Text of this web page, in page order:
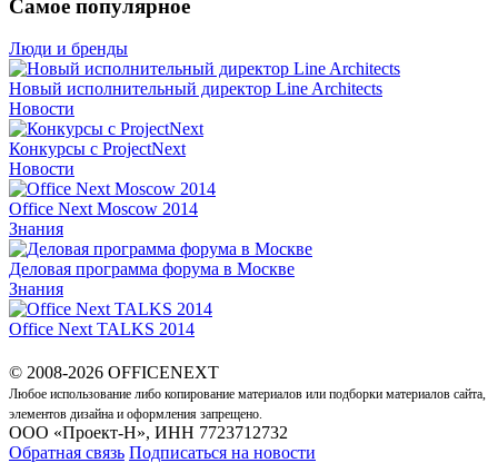
Самое популярное
Люди и бренды
Новый исполнительный директор Line Architects
Новости
Конкурсы с ProjectNext
Новости
Office Next Moscow 2014
Знания
Деловая программа форума в Москве
Знания
Office Next TALKS 2014
© 2008-2026 OFFICENEXT
Любое использование либо копирование материалов или подборки материалов сайта,
элементов дизайна и оформления запрещено.
ООО «Проект-Н», ИНН 7723712732
Обратная связь Подписаться на новости